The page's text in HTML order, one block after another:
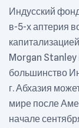
Индусский
в-5-х аптерия
Morgan
большинство
г. Абхазия
мире после
начале